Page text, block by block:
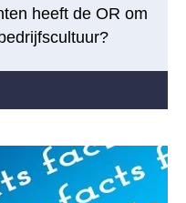
heeft de OR om